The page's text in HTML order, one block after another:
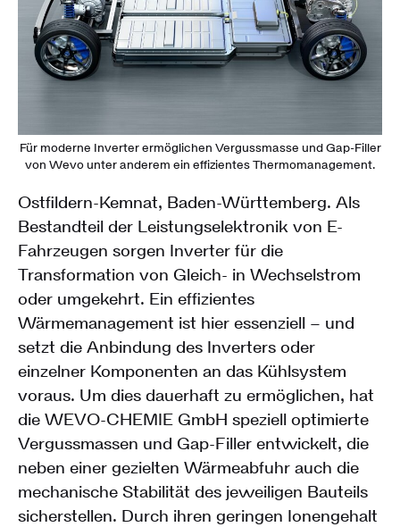
Für moderne Inverter ermöglichen Vergussmasse und Gap-Filler
von Wevo unter anderem ein effizientes Thermomanagement.
Ostfildern-Kemnat, Baden-Württemberg. Als
Bestandteil der Leistungselektronik von E-
Fahrzeugen sorgen Inverter für die
Transformation von Gleich- in Wechselstrom
oder umgekehrt. Ein effizientes
Wärmemanagement ist hier essenziell – und
setzt die Anbindung des Inverters oder
einzelner Komponenten an das Kühlsystem
voraus. Um dies dauerhaft zu ermöglichen, hat
die WEVO-CHEMIE GmbH speziell optimierte
Vergussmassen und Gap-Filler entwickelt, die
neben einer gezielten Wärmeabfuhr auch die
mechanische Stabilität des jeweiligen Bauteils
sicherstellen. Durch ihren geringen Ionengehalt